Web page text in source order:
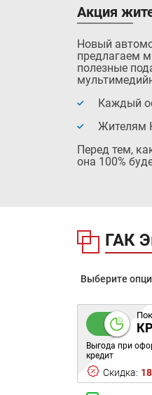
Акция
Новый
предлагаем
полезные
Каждый
Жителям
Перед тем,
она 100%
ГАК
Выберите
Выгода при
кредит
Скидка: